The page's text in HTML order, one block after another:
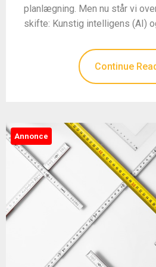
planlægning. Men nu står vi
skifte: Kunstig intelligens (AI)
Continue
Annonce